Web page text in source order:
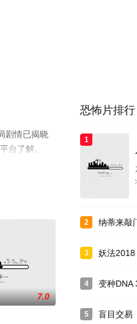
剧情已揭晓
台了解。
7.0
恐怖片排行
1
2 纳蒂来敲
3 妖法2018
4 变种DNA
5 盲目交易